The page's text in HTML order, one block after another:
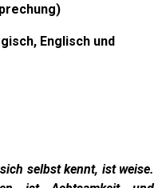
Englisch und
selbst kennt, ist weise.